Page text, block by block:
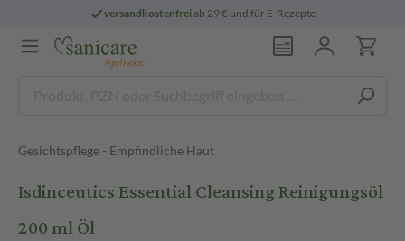
versandkostenfreiab 29 € und für E-Rezepte
Gesichtspflege - Empfindliche Haut
Isdinceutics Essential Cleansing Reinigungsöl
200 ml Öl